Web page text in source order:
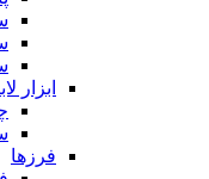
ابزار
فرزها